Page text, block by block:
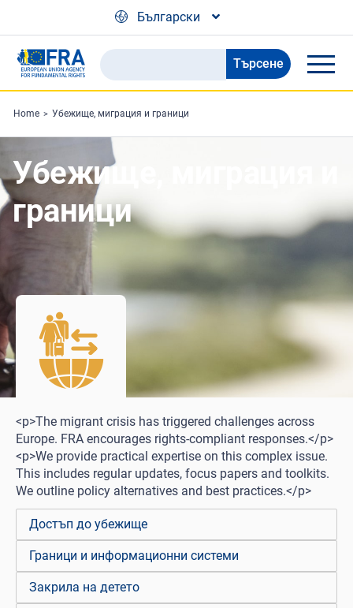
Български
Search
the
FRA
website
Търсене
Home Убежище, миграция и граници
Убежище, миграция и
граници
<p>The migrant crisis has triggered challenges across
Europe. FRA encourages rights-compliant responses.</p>
<p>We provide practical expertise on this complex issue.
This includes regular updates, focus papers and toolkits.
We outline policy alternatives and best practices.</p>
Достъп до убежище
Граници и информационни системи
Закрила на детето